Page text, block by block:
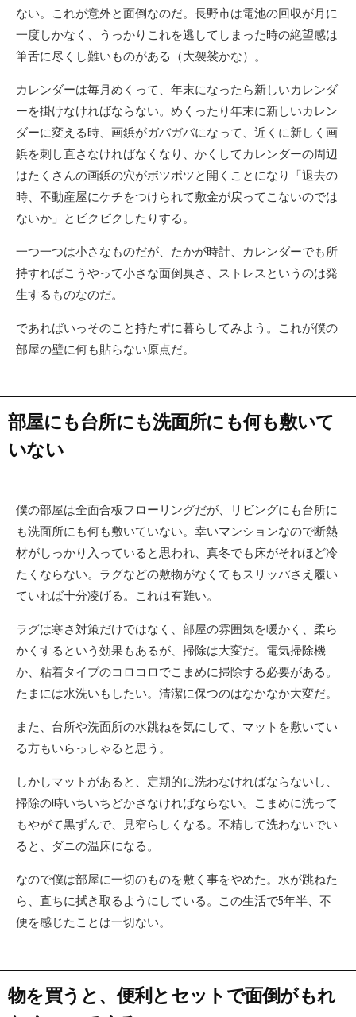
ない。これが意外と面倒なのだ。長野市は電池の回収が月に
一度しかなく、うっかりこれを逃してしまった時の絶望感は
筆舌に尽くし難いものがある（大袈裟かな）。
カレンダーは毎月めくって、年末になったら新しいカレンダ
ーを掛けなければならない。めくったり年末に新しいカレン
ダーに変える時、画鋲がガバガバになって、近くに新しく画
鋲を刺し直さなければなくなり、かくしてカレンダーの周辺
はたくさんの画鋲の穴がボツボツと開くことになり「退去の
時、不動産屋にケチをつけられて敷金が戻ってこないのでは
ないか」とビクビクしたりする。
一つ一つは小さなものだが、たかが時計、カレンダーでも所
持すればこうやって小さな面倒臭さ、ストレスというのは発
生するものなのだ。
であればいっそのこと持たずに暮らしてみよう。これが僕の
部屋の壁に何も貼らない原点だ。
部屋にも台所にも洗面所にも何も敷いて
いない
僕の部屋は全面合板フローリングだが、リビングにも台所に
も洗面所にも何も敷いていない。幸いマンションなので断熱
材がしっかり入っていると思われ、真冬でも床がそれほど冷
たくならない。ラグなどの敷物がなくてもスリッパさえ履い
ていれば十分凌げる。これは有難い。
ラグは寒さ対策だけではなく、部屋の雰囲気を暖かく、柔ら
かくするという効果もあるが、掃除は大変だ。電気掃除機
か、粘着タイプのコロコロでこまめに掃除する必要がある。
たまには水洗いもしたい。清潔に保つのはなかなか大変だ。
また、台所や洗面所の水跳ねを気にして、マットを敷いてい
る方もいらっしゃると思う。
しかしマットがあると、定期的に洗わなければならないし、
掃除の時いちいちどかさなければならない。こまめに洗って
もやがて黒ずんで、見窄らしくなる。不精して洗わないでい
ると、ダニの温床になる。
なので僕は部屋に一切のものを敷く事をやめた。水が跳ねた
ら、直ちに拭き取るようにしている。この生活で5年半、不
便を感じたことは一切ない。
物を買うと、便利とセットで面倒がもれ